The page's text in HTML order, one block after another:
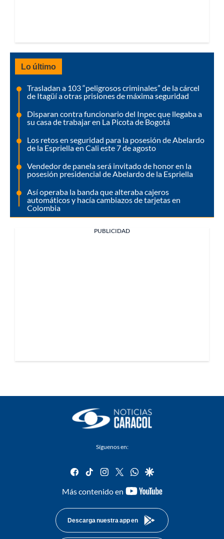
Lo último
Trasladan a 103 “peligrosos criminales” de la cárcel
de Itagüí a otras prisiones de máxima seguridad
Disparan contra funcionario del Inpec que llegaba a
su casa de trabajar en La Picota de Bogotá
Los retos en seguridad para la posesión de Abelardo
de la Espriella en Cali este 7 de agosto
Vendedor de panela será invitado de honor en la
posesión presidencial de Abelardo de la Espriella
Así operaba la banda que alteraba cajeros
automáticos y hacía cambiazos de tarjetas en
Colombia
PUBLICIDAD
Síguenos en:
facebook
tiktok instagram
twitterwhatsapp
google
Más contenido en
youtube-
Descarga nuestra app en